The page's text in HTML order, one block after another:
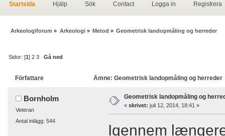
Startsida Hjälp Sök Contact Logga in Registrera
Arkeologiforum » Arkeologi» Metod » Geometrisk landopmåling og herreder
Sidor: [1]2 3 Gå ned
Författare Ämne: Geometrisk landopmåling og
Bornholm
Veteran
Antal inlägg: 544
Geometrisk landopmåling og
« skrivet: juli 12, 2014, 18:41 »
Igennem